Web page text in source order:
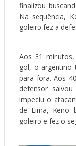
finalizou
Na sequência,
goleiro fez a
Aos 31
gol, o argentino
para fora. Aos
defensor
impediu o
de Lima, Keno
goleiro e fez o